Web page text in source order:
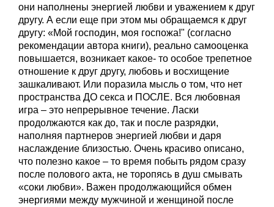
они наполнены энергией любви и уважением к друг
другу. А если еще при этом мы обращаемся к друг
другу: «Мой господин, моя госпожа!" (согласно
рекомендации автора книги), реально самооценка
повышается, возникает какое- то особое трепетное
отношение к друг другу, любовь и восхищение
зашкаливают. Или поразила мысль о том, что нет
пространства ДО секса и ПОСЛЕ. Вся любовная
игра – это непрерывное течение. Ласки
продолжаются как до, так и после разрядки,
наполняя партнеров энергией любви и даря
наслаждение близостью. Очень красиво описано,
что полезно какое – то время побыть рядом сразу
после полового акта, не торопясь в душ смывать
«соки любви». Важен продолжающийся обмен
энергиями между мужчиной и женщиной после